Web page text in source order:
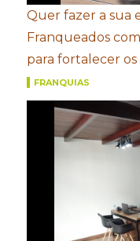
Quer fazer a sua
Franqueados
para fortalecer os
FRANQUIAS